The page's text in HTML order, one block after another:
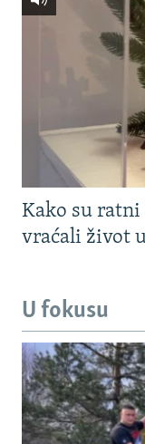
Kako su
vraćali život
U fokusu